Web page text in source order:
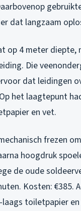
dat langzaam
op 4 meter diepte,
Die
dat leidingen
het laagtepunt
en vet.
frezen
hoogdruk
de oude
Kosten: €385.
toiletpapier